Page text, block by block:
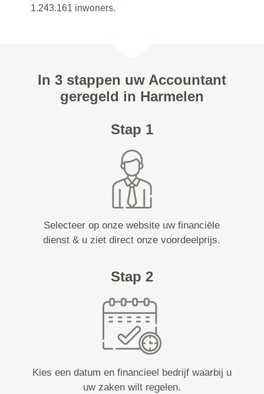
1.243.161 inwoners.
In 3 stappen uw Accountant
geregeld in Harmelen
Stap 1
Selecteer op onze website uw financiële
dienst & u ziet direct onze voordeelprijs.
Stap 2
Kies een datum en financieel bedrijf waarbij u
uw zaken wilt regelen.